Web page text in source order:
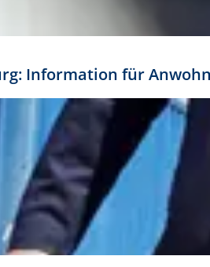
Information für